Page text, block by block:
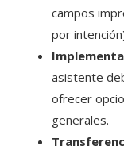
campos
por
asistente
ofrecer
generales.